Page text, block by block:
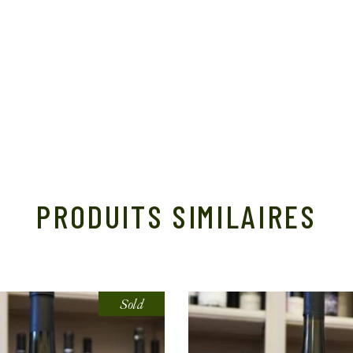
PRODUITS SIMILAIRES
Sold